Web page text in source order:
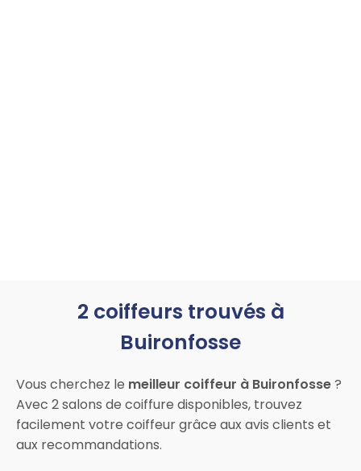
2 coiffeurs trouvés à
Buironfosse
Vous cherchez le meilleur coiffeur à Buironfosse?
Avec 2 salons de coiffure disponibles, trouvez
facilement votre coiffeur grâce aux avis clients et
aux recommandations.